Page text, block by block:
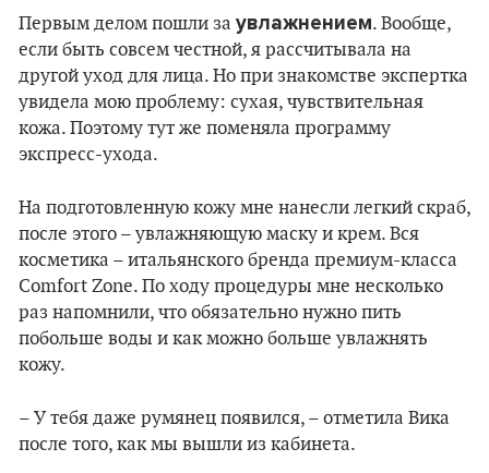
Первым делом пошли за увлажнением. Вообще,
если быть совсем честной, я рассчитывала на
другой уход для лица. Но при знакомстве экспертка
увидела мою проблему: сухая, чувствительная
кожа. Поэтому тут же поменяла программу
экспресс-ухода.
На подготовленную кожу мне нанесли легкий скраб,
после этого – увлажняющую маску и крем. Вся
косметика – итальянского бренда премиум-класса
Comfort Zone. По ходу процедуры мне несколько
раз напомнили, что обязательно нужно пить
побольше воды и как можно больше увлажнять
кожу.
– У тебя даже румянец появился, – отметила Вика
после того, как мы вышли из кабинета.